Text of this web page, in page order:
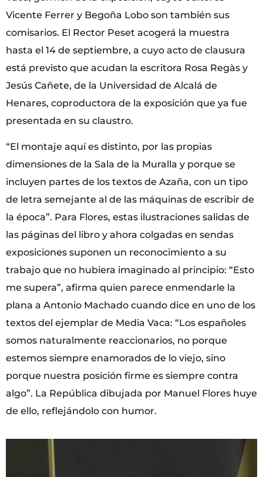
Vicente Ferrer y Begoña Lobo son también sus
comisarios. El Rector Peset acogerá la muestra
hasta el 14 de septiembre, a cuyo acto de clausura
está previsto que acudan la escritora Rosa Regàs y
Jesús Cañete, de la Universidad de Alcalá de
Henares, coproductora de la exposición que ya fue
presentada en su claustro.
“El montaje aquí es distinto, por las propias
dimensiones de la Sala de la Muralla y porque se
incluyen partes de los textos de Azaña, con un tipo
de letra semejante al de las máquinas de escribir de
la época”. Para Flores, estas ilustraciones salidas de
las páginas del libro y ahora colgadas en sendas
exposiciones suponen un reconocimiento a su
trabajo que no hubiera imaginado al principio: “Esto
me supera”, afirma quien parece enmendarle la
plana a Antonio Machado cuando dice en uno de los
textos del ejemplar de Media Vaca: “Los españoles
somos naturalmente reaccionarios, no porque
estemos siempre enamorados de lo viejo, sino
porque nuestra posición firme es siempre contra
algo”. La República dibujada por Manuel Flores huye
de ello, reflejándolo con humor.